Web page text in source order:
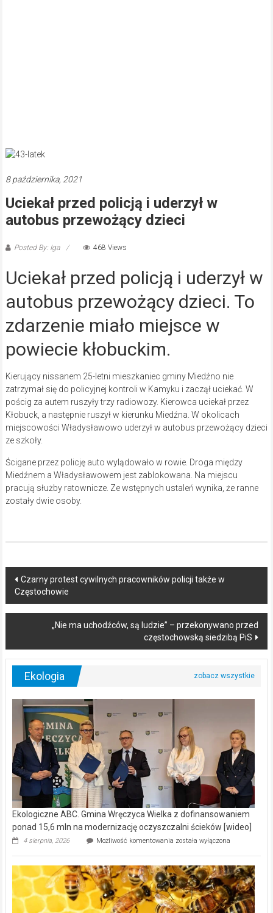
8 października, 2021
Uciekał przed policją i uderzył w
autobus przewożący dzieci
Posted By: Iga 468 Views
Uciekał przed policją i uderzył w
autobus przewożący dzieci. To
zdarzenie miało miejsce w
powiecie kłobuckim.
Kierujący nissanem 25-letni mieszkaniec gminy Miedźno nie
zatrzymał się do policyjnej kontroli w Kamyku i zaczął uciekać. W
pościg za autem ruszyły trzy radiowozy. Kierowca uciekał przez
Kłobuck, a następnie ruszył w kierunku Miedźna. W okolicach
miejscowości Władysławowo uderzył w autobus przewożący dzieci
ze szkoły.
Ścigane przez policję auto wylądowało w rowie. Droga między
Miedźnem a Władysławowem jest zablokowana. Na miejscu
pracują służby ratownicze. Ze wstępnych ustaleń wynika, że ranne
zostały dwie osoby.
Post
navigation
Czarny protest cywilnych pracowników policji także w
Częstochowie
„Nie ma uchodźców, są ludzie” – przekonywano przed
częstochowską siedzibą PiS
Ekologia
Ekologiczne ABC. Gmina Wręczyca Wielka z dofinansowaniem
ponad 15,6 mln na modernizację oczyszczalni ścieków [wideo]
4 sierpnia, 2026 Możliwość komentowania Ekologiczne
Wręczyca
Wielka
z
dofinansowaniem
ponad
została wyłączona